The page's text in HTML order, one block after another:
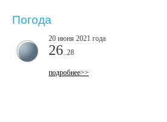
Погода
20 июня 2021 года
26 ..28
подробнее>>